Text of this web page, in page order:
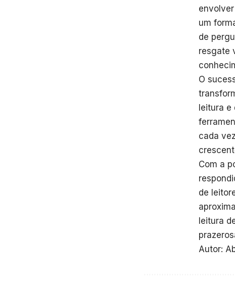
um
de
resgate
O
leitura e
cada
Com a
de
leitura
Autor: